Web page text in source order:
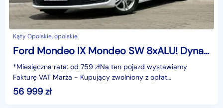
Kąty Opolskie, opolskie
Ford Mondeo IX Mondeo SW 8xALU! Dynamic LED, Navi, Grzane fotele/Szyba, Hak, Kamera,
*Miesięczna rata: od 759 złNa ten pojazd wystawiamy
Fakturę VAT Marża - Kupujący zwolniony z opłat
skarbowych.Gwarancja: 6 miesięcy.Cechy
szczególne:ekonomiczny
56 999 zł